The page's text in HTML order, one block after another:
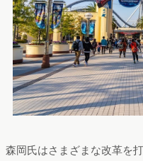
森岡氏はさまざまな改革を